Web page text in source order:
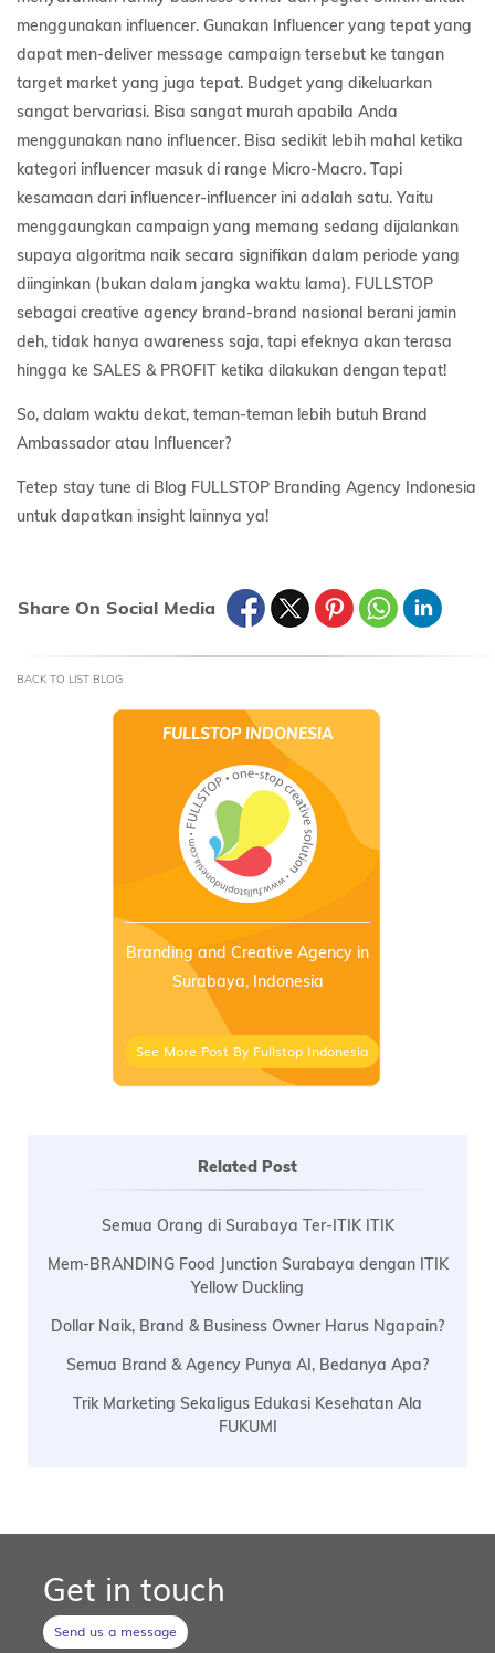
menggunakan influencer. Gunakan Influencer yang tepat yang
dapat men-deliver message campaign tersebut ke tangan
target market yang juga tepat. Budget yang dikeluarkan
sangat bervariasi. Bisa sangat murah apabila Anda
menggunakan nano influencer. Bisa sedikit lebih mahal ketika
kategori influencer masuk di range Micro-Macro. Tapi
kesamaan dari influencer-influencer ini adalah satu. Yaitu
menggaungkan campaign yang memang sedang dijalankan
supaya algoritma naik secara signifikan dalam periode yang
diinginkan (bukan dalam jangka waktu lama). FULLSTOP
sebagai creative agency brand-brand nasional berani jamin
deh, tidak hanya awareness saja, tapi efeknya akan terasa
hingga ke SALES & PROFIT ketika dilakukan dengan tepat!
So, dalam waktu dekat, teman-teman lebih butuh Brand
Ambassador atau Influencer?
Tetep stay tune di Blog FULLSTOP Branding Agency Indonesia
untuk dapatkan insight lainnya ya!
Share On Social Media
BACK TO LIST BLOG
FULLSTOP INDONESIA
Branding and Creative Agency in
Surabaya, Indonesia
See More Post By Fullstop Indonesia
Related Post
Semua Orang di Surabaya Ter-ITIK ITIK
Mem-BRANDING Food Junction Surabaya dengan ITIK
Yellow Duckling
Dollar Naik, Brand & Business Owner Harus Ngapain?
Semua Brand & Agency Punya AI, Bedanya Apa?
Trik Marketing Sekaligus Edukasi Kesehatan Ala
FUKUMI
Get in touch
Send us a message